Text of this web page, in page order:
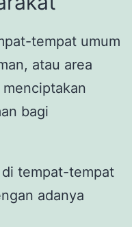
tempat umum
atau area
bagi
tempat-tempat
adanya